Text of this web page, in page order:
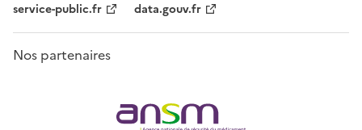
service-public.fr
data.gouv.fr
Nos partenaires